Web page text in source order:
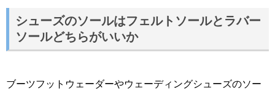
シューズのソールはフェルトソールとラバー
ソールどちらがいいか
ブーツフットウェーダーやウェーディングシューズのソー